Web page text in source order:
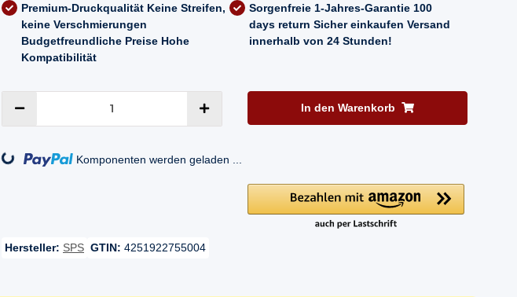
Premium-Druckqualität Keine Streifen,
keine Verschmierungen
Budgetfreundliche Preise Hohe
Kompatibilität
Sorgenfreie 1-Jahres-Garantie 100
days return Sicher einkaufen Versand
innerhalb von 24 Stunden!
In den Warenkorb
Loading... Komponenten werden geladen ...
Hersteller: SPS GTIN: 4251922755004